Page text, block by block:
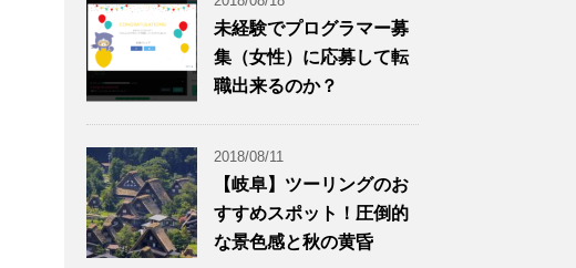
未経験でプログラマー募
集（女性）に応募して転
職出来るのか？
2018/08/11
【岐阜】ツーリングのお
すすめスポット！圧倒的
な景色感と秋の黄昏